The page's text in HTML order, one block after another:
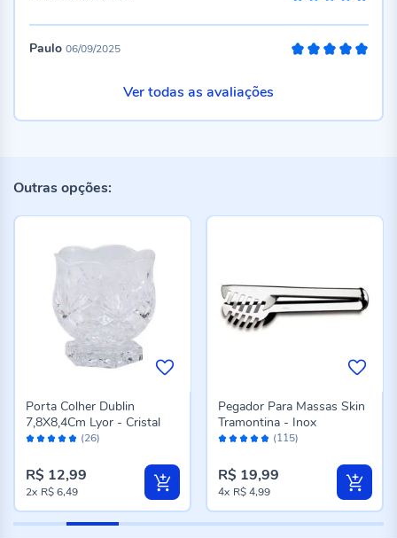
Paulo 06/09/2025
Ver todas as avaliações
Outras opções:
Avaliação: (26)
Porta Colher Dublin
7,8X8,4Cm Lyor - Cristal
R$ 12,99
2x R$ 6,49
Avaliação: (115)
Pegador Para Massas Skin
Tramontina - Inox
R$ 19,99
4x R$ 4,99